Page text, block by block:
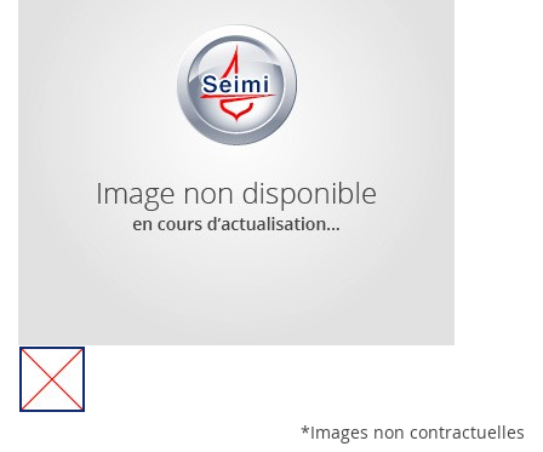
*Images non contractuelles